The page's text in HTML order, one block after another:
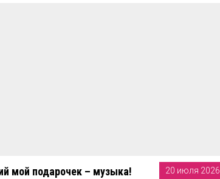
20 июля 2026
мой подарочек – музыка!